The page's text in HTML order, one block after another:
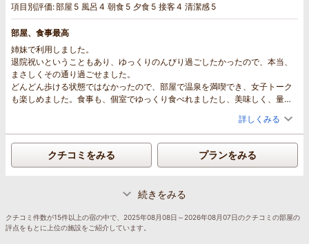
項目別評価:部屋 5 風呂 4 朝食 5 夕食 5 接客4 清潔感 5
部屋、食事最高
姉妹で利用しました。
退院祝いということもあり、ゆっくりのんびり過ごしたかったので、本当、
まさしくその通り過ごせました。
どんどん歩ける状態ではなかったので、部屋で温泉を満喫でき、女子トーク
も楽しめました。食事も、個室でゆっくり食べれましたし、美味しく、量も
詳しくみる
クチコミをみる プランをみる
続きをみる
クチコミ件数が15件以上の宿の中で、2025年08月08日～2026年08月07日のクチコミの部屋の
評点をもとに上位の施設をご紹介しています。